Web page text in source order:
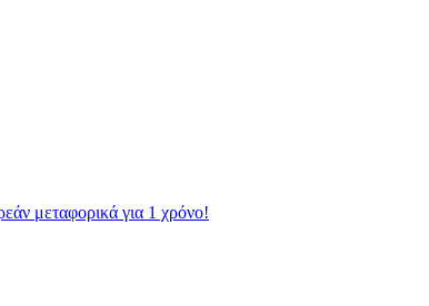
μεταφορικά για 1 χρόνο!